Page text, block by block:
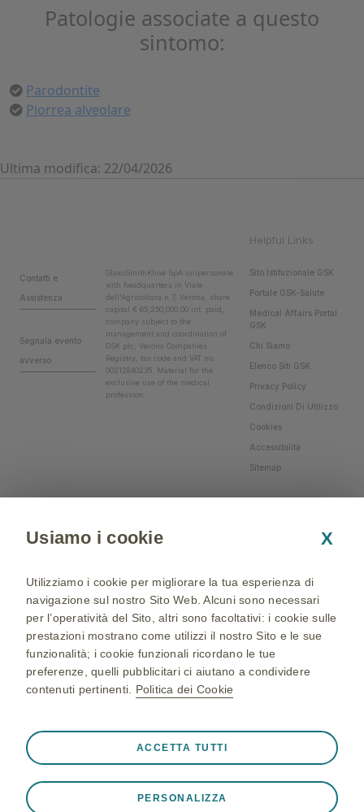
Patologie associate a questo
sintomo:
Parodontite
Piorrea alveolare
Ultima modifica: 22/04/2026
Helpful Links
Contatti e
Assistenza
Segnala evento
avverso
GlaxoSmithKline SpA unipersonale
with headquarters in Viale
dell'Agricoltura n.7, Verona, share
capital € 65,250,000.00 int. paid,
company subject to the
management and coordination of
GSK plc, Verona Companies
Registry, tax code and VAT no.
00212840235. Material for the
exclusive use of the medical
profession.
Sito Istituzionale GSK
Portale GSK-Salute
Medical Affairs Portal
GSK
Chi Siamo
Elenco Siti GSK
Privacy Policy
Condizioni Di Utilizzo
Cookies
Accessibilità
Sitemap
group of companies. All Rights Reserved - Production and
realization: QBGROUP srl
Usiamo i cookie X
Utilizziamo i cookie per migliorare la tua esperienza di
navigazione sul nostro Sito Web. Alcuni sono necessari
per l’operatività del Sito, altri sono facoltativi: i cookie sulle
prestazioni mostrano come utilizzi il nostro Sito e le sue
funzionalità; i cookie funzionali ricordano le tue
preferenze, quelli pubblicitari ci aiutano a condividere
contenuti pertinenti. Politica dei Cookie
❮
ad esempio per memorizzare i dati della sessione durante
una visita al Sito, per gestire le preferenze sui cookie e
PERSONALIZZA
ACCETTA TUTTI